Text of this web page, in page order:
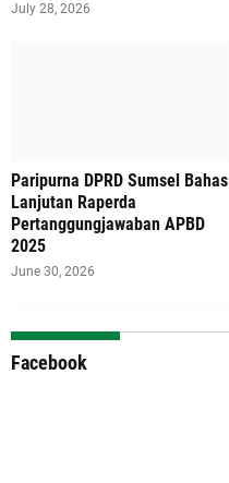
July 28, 2026
Paripurna DPRD Sumsel Bahas
Lanjutan Raperda
Pertanggungjawaban APBD
2025
June 30, 2026
Facebook